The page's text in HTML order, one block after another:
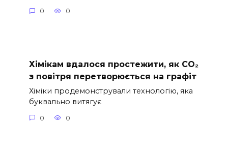
0 0
Хімікам вдалося простежити, як CO₂
з повітря перетворюється на графіт
Хіміки продемонстрували технологію, яка
буквально витягує
0 0